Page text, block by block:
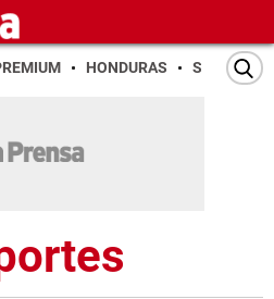
HONDURAS SAN PEDRO